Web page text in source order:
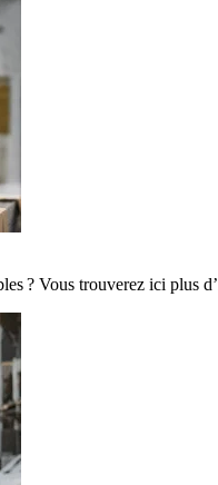
? Vous trouverez ici plus